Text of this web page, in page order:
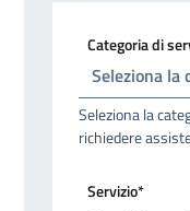
Categoria di
Seleziona la
richiedere
Servizio*